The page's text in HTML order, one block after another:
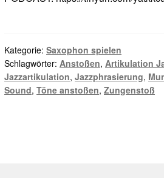
Kategorie:Saxophon spielen
Schlagwörter: Anstoßen, Artikulation
Jazzartikulation,Jazzphrasierung,
Sound,Töne anstoßen,Zungenstoß